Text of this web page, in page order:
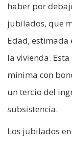
haber por
jubilados, que
Edad, estimada
la vivienda.
mínima con
un tercio del
subsistencia.
Los jubilados